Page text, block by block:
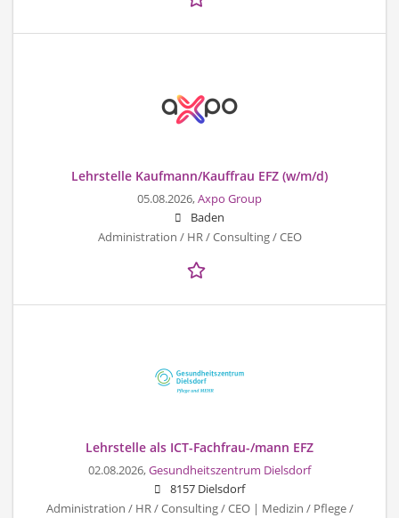
Lehrstelle Kaufmann/Kauffrau EFZ (w/m/d)
05.08.2026,Axpo Group
Baden
Administration / HR / Consulting / CEO
Lehrstelle als ICT-Fachfrau-/mann EFZ
02.08.2026,Gesundheitszentrum Dielsdorf
8157 Dielsdorf
Administration / HR / Consulting / CEO | Medizin / Pflege /